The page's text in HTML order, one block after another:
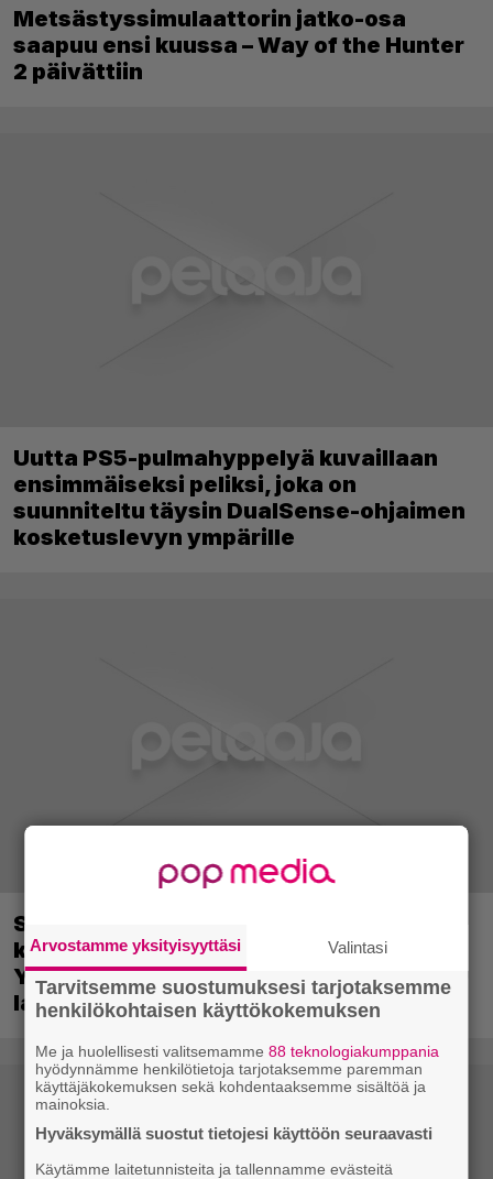
Metsästyssimulaattorin jatko-osa
saapuu ensi kuussa – Way of the Hunter
2 päivättiin
Uutta PS5-pulmahyppelyä kuvaillaan
ensimmäiseksi peliksi, joka on
suunniteltu täysin DualSense-ohjaimen
kosketuslevyn ympärille
Sony on keskustellut jälleenmyyjien
kanssa levyttömyyteen siirtymisestä –
Yhdysvalloissa pelejä myydään
latauskoodin sisältävissä koteloissa
Arvostamme yksityisyyttäsi Valintasi
Tarvitsemme suostumuksesi tarjotaksemme
henkilökohtaisen käyttökokemuksen
Me ja huolellisesti valitsemamme88 teknologiakumppania
hyödynnämme henkilötietoja tarjotaksemme paremman
käyttäjäkokemuksen sekä kohdentaaksemme sisältöä ja
mainoksia.
Hyväksymällä suostut tietojesi käyttöön seuraavasti
Käytämme laitetunnisteita ja tallennamme evästeitä